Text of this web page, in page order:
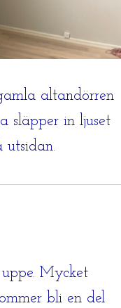
altandörren
släpper in ljuset
utsidan.
Mycket
bli en del